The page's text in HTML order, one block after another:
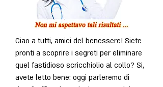
Ciao a tutti, amici del benessere! Siete
pronti a scoprire i segreti per eliminare
quel fastidioso scricchiolio al collo? Sì,
avete letto bene: oggi parleremo di